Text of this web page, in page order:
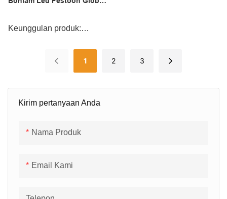
Kirim pertanyaan Anda
Nama Produk
Email Kami
Keunggulan produk:
1. Mudah dipasang dan
dengan lampu sabuk.
1 2 3